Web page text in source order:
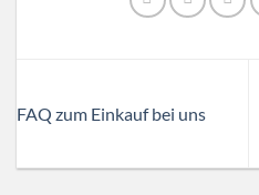
FAQ zum Einkauf bei uns